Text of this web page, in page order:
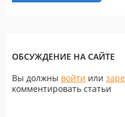
ОБСУЖДЕНИЕ НА САЙТЕ
Вы должны войти или
комментировать статьи